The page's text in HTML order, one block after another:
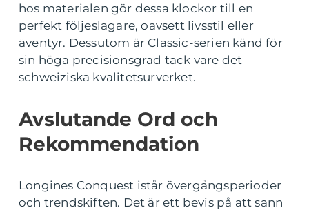
hos materialen gör dessa klockor till en
perfekt följeslagare, oavsett livsstil eller
äventyr. Dessutom är Classic-serien känd för
sin höga precisionsgrad tack vare det
schweiziska kvalitetsurverket.
Avslutande Ord och
Rekommendation
Longines Conquest istår övergångsperioder
och trendskiften. Det är ett bevis på att sann